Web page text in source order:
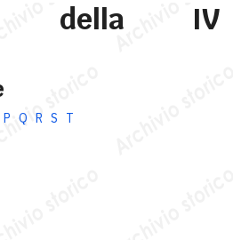
della IV
P Q R S T